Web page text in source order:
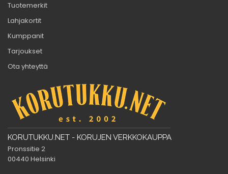
Tuotemerkit
Lahjakortit
Kumppanit
Tarjoukset
Ota yhteyttä
KORUTUKKU.NET - KORUJEN VERKKOKAUPPA
Pronssitie 2
00440 Helsinki